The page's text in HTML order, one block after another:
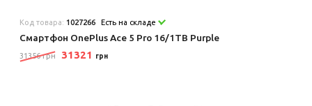
Код товара: 1027266 Есть на складе
Смартфон OnePlus Ace 5 Pro 16/1TB Purple
31356 грн 31321 грн